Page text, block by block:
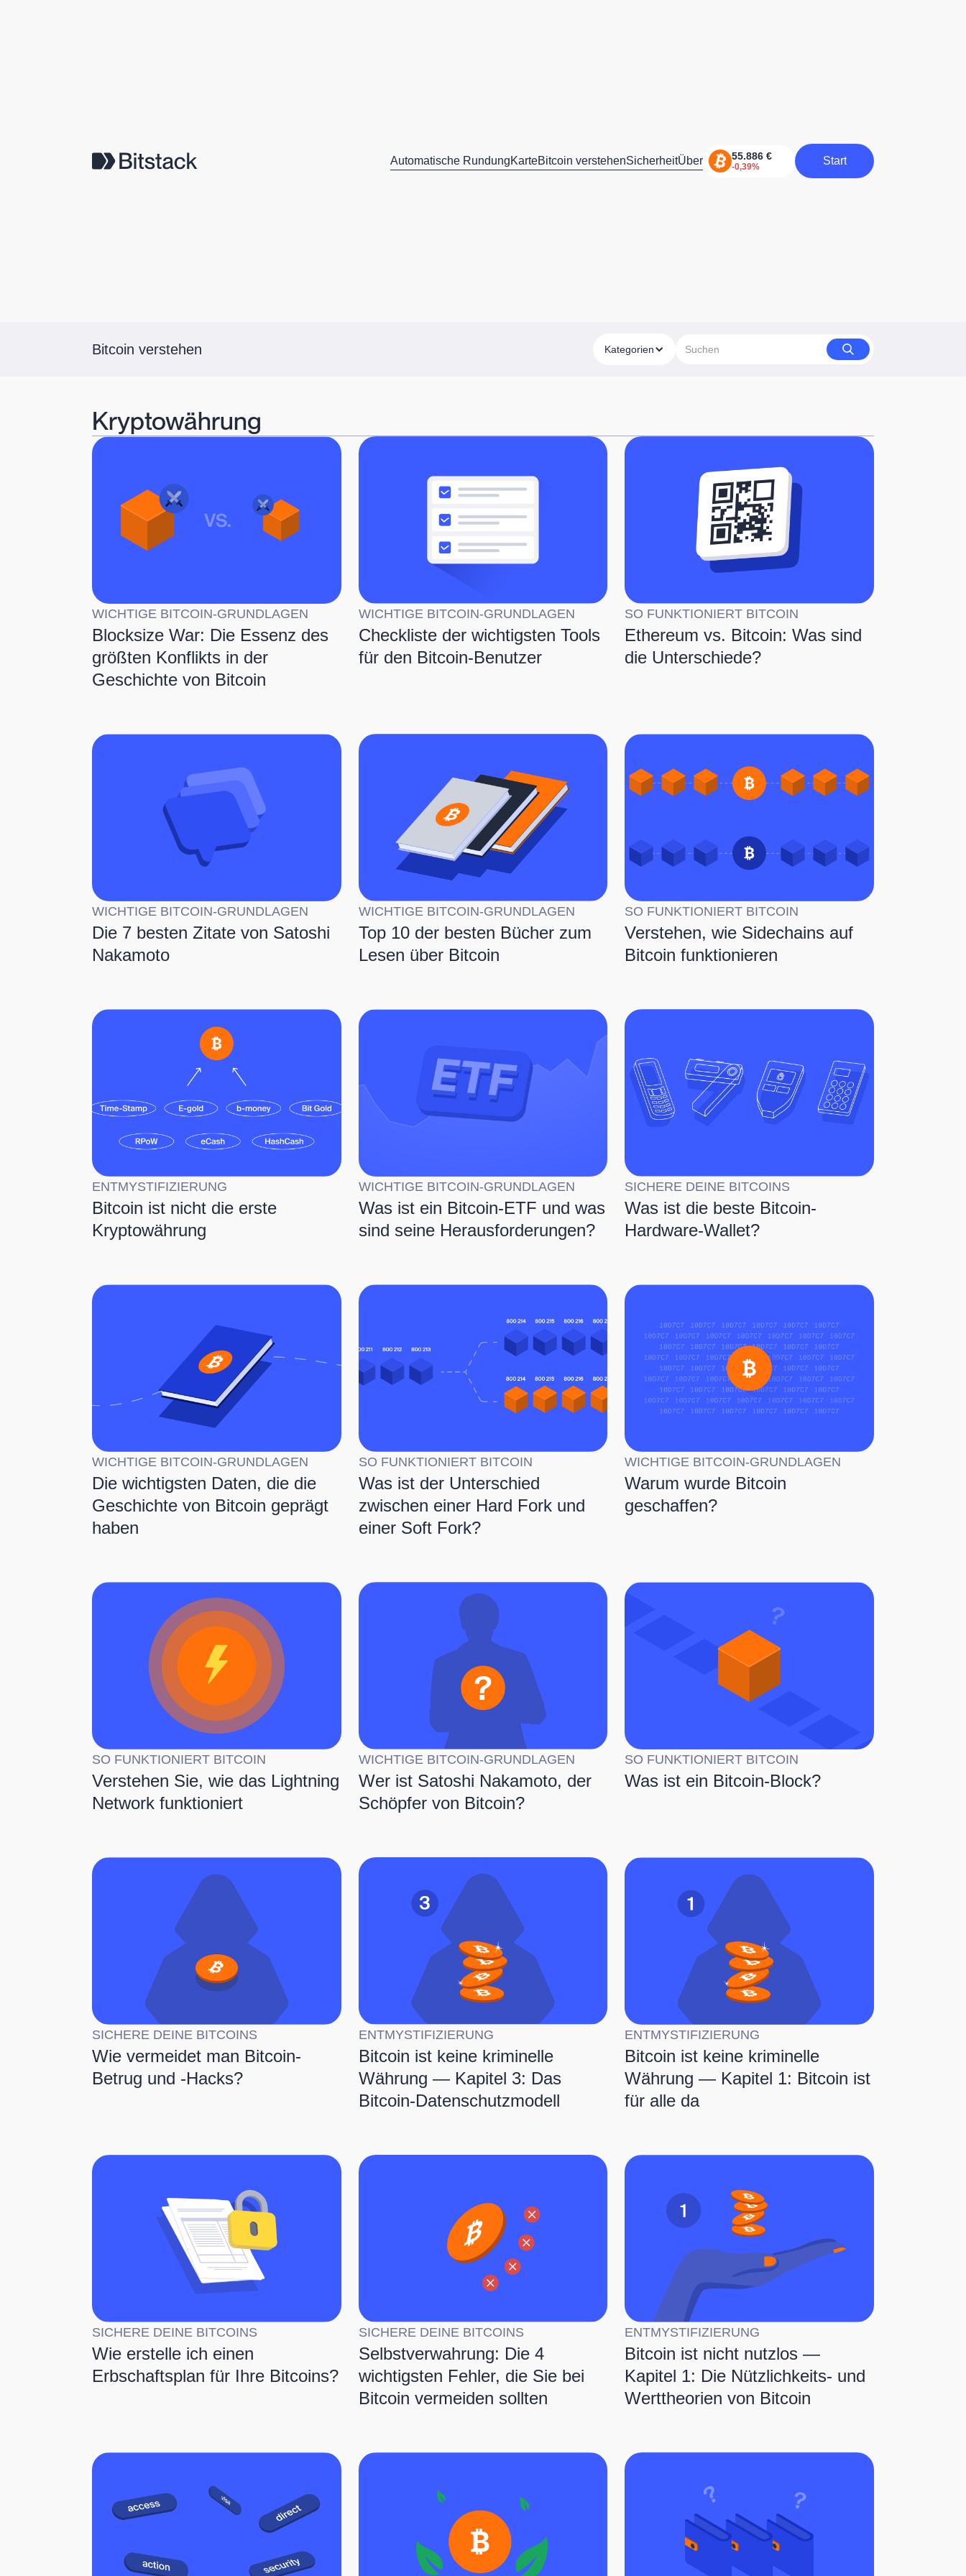
Automatische RundungKarteBitcoin verstehenSicherheitÜber
Start
Start
Bitcoin verstehen Kategorien
Kryptowährung
WICHTIGE BITCOIN-GRUNDLAGEN
Blocksize War: Die Essenz des
größten Konflikts in der
Geschichte von Bitcoin
WICHTIGE BITCOIN-GRUNDLAGEN
Checkliste der wichtigsten Tools
für den Bitcoin-Benutzer
SO FUNKTIONIERT BITCOIN
Ethereum vs. Bitcoin: Was sind
die Unterschiede?
WICHTIGE BITCOIN-GRUNDLAGEN
Die 7 besten Zitate von Satoshi
Nakamoto
WICHTIGE BITCOIN-GRUNDLAGEN
Top 10 der besten Bücher zum
Lesen über Bitcoin
SO FUNKTIONIERT BITCOIN
Verstehen, wie Sidechains auf
Bitcoin funktionieren
ENTMYSTIFIZIERUNG
Bitcoin ist nicht die erste
Kryptowährung
WICHTIGE BITCOIN-GRUNDLAGEN
Was ist ein Bitcoin-ETF und was
sind seine Herausforderungen?
SICHERE DEINE BITCOINS
Was ist die beste Bitcoin-
Hardware-Wallet?
WICHTIGE BITCOIN-GRUNDLAGEN
Die wichtigsten Daten, die die
Geschichte von Bitcoin geprägt
haben
SO FUNKTIONIERT BITCOIN
Was ist der Unterschied
zwischen einer Hard Fork und
einer Soft Fork?
WICHTIGE BITCOIN-GRUNDLAGEN
Warum wurde Bitcoin
geschaffen?
SO FUNKTIONIERT BITCOIN
Verstehen Sie, wie das Lightning
Network funktioniert
WICHTIGE BITCOIN-GRUNDLAGEN
Wer ist Satoshi Nakamoto, der
Schöpfer von Bitcoin?
SO FUNKTIONIERT BITCOIN
Was ist ein Bitcoin-Block?
SICHERE DEINE BITCOINS
Wie vermeidet man Bitcoin-
Betrug und -Hacks?
ENTMYSTIFIZIERUNG
Bitcoin ist keine kriminelle
Währung — Kapitel 3: Das
Bitcoin-Datenschutzmodell
ENTMYSTIFIZIERUNG
Bitcoin ist keine kriminelle
Währung — Kapitel 1: Bitcoin ist
für alle da
SICHERE DEINE BITCOINS
Wie erstelle ich einen
Erbschaftsplan für Ihre Bitcoins?
SICHERE DEINE BITCOINS
Selbstverwahrung: Die 4
wichtigsten Fehler, die Sie bei
Bitcoin vermeiden sollten
ENTMYSTIFIZIERUNG
Bitcoin ist nicht nutzlos —
Kapitel 1: Die Nützlichkeits- und
Werttheorien von Bitcoin